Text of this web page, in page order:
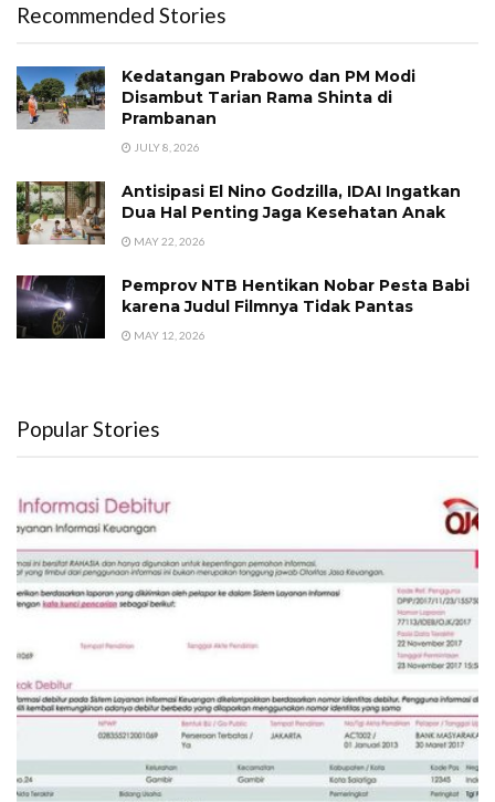
Recommended Stories
Kedatangan Prabowo dan PM Modi
Disambut Tarian Rama Shinta di
Prambanan
JULY 8, 2026
Antisipasi El Nino Godzilla, IDAI Ingatkan
Dua Hal Penting Jaga Kesehatan Anak
MAY 22, 2026
Pemprov NTB Hentikan Nobar Pesta Babi
karena Judul Filmnya Tidak Pantas
MAY 12, 2026
Popular Stories